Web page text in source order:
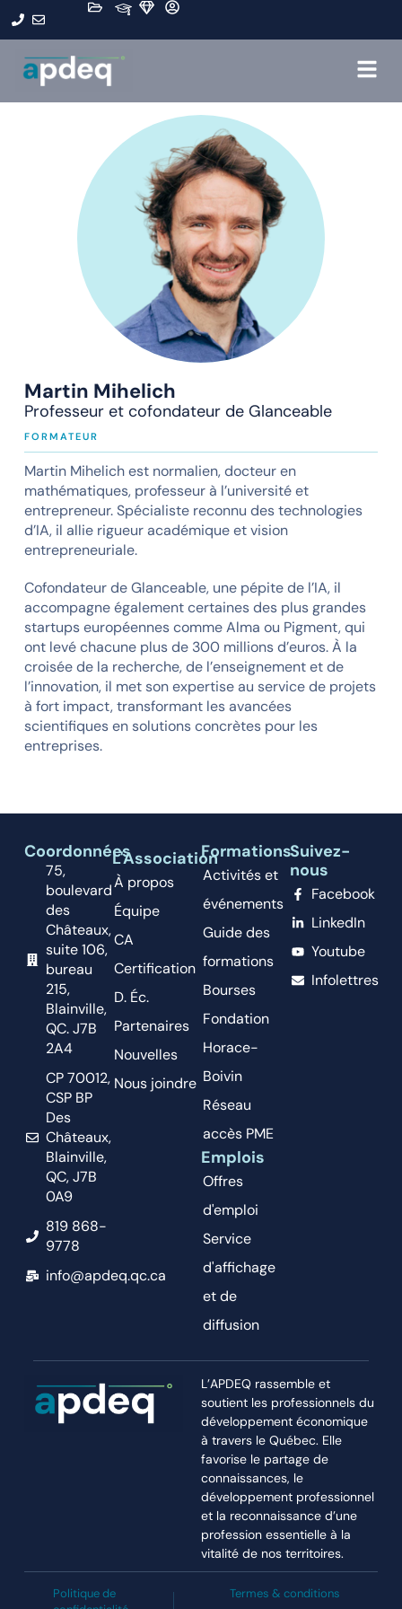
Martin Mihelich
Professeur et cofondateur de Glanceable
FORMATEUR
Martin Mihelich est normalien, docteur en
mathématiques, professeur à l’université et
entrepreneur. Spécialiste reconnu des technologies
d’IA, il allie rigueur académique et vision
entrepreneuriale.
Cofondateur de Glanceable, une pépite de l’IA, il
accompagne également certaines des plus grandes
startups européennes comme Alma ou Pigment, qui
ont levé chacune plus de 300 millions d’euros. À la
croisée de la recherche, de l’enseignement et de
l’innovation, il met son expertise au service de projets
à fort impact, transformant les avancées
scientifiques en solutions concrètes pour les
entreprises.
Coordonnées
75,
boulevard
des
Châteaux,
suite 106,
bureau
215,
Blainville,
QC. J7B
2A4
CP 70012,
CSP BP
Des
Châteaux,
Blainville,
QC, J7B
0A9
819 868-
9778
info@apdeq.qc.ca
L'Association
À propos
Équipe
CA
Certification
D. Éc.
Partenaires
Nouvelles
Nous joindre
Formations
Activités et
événements
Guide des
formations
Bourses
Fondation
Horace-
Boivin
Réseau
accès PME
Emplois
Offres
d'emploi
Service
d'affichage
et de
diffusion
Suivez-
nous
Facebook
LinkedIn
Youtube
Infolettres
L’APDEQ rassemble et
soutient les professionnels du
développement économique
à travers le Québec. Elle
favorise le partage de
connaissances, le
développement professionnel
et la reconnaissance d’une
profession essentielle à la
vitalité de nos territoires.
Politique de
Termes & conditions